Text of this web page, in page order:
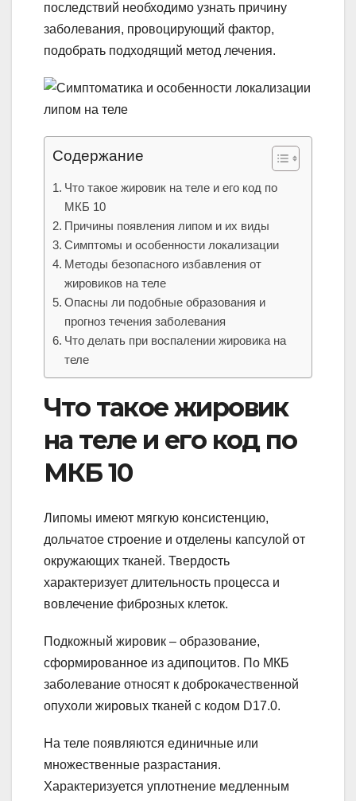
последствий необходимо узнать причину
заболевания, провоцирующий фактор,
подобрать подходящий метод лечения.
Содержание
Что такое жировик на теле и его код по
МКБ 10
Причины появления липом и их виды
Симптомы и особенности локализации
Методы безопасного избавления от
жировиков на теле
Опасны ли подобные образования и
прогноз течения заболевания
Что делать при воспалении жировика на
теле
Что такое жировик
на теле и его код по
МКБ 10
Липомы имеют мягкую консистенцию,
дольчатое строение и отделены капсулой от
окружающих тканей. Твердость
характеризует длительность процесса и
вовлечение фиброзных клеток.
Подкожный жировик – образование,
сформированное из адипоцитов. По МКБ
заболевание относят к доброкачественной
опухоли жировых тканей с кодом D17.0.
На теле появляются единичные или
множественные разрастания.
Характеризуется уплотнение медленным